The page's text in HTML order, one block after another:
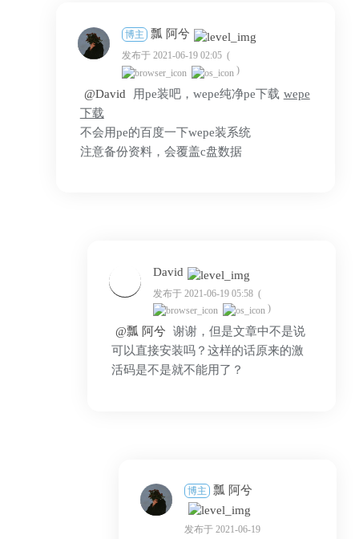
博主 瓢 阿兮
发布于 2021-06-19 02:05 (
)
@David 用pe装吧，wepe纯净pe下载 wepe
下载
不会用pe的百度一下wepe装系统
注意备份资料，会覆盖c盘数据
David
发布于 2021-06-19 05:58 (
)
@瓢 阿兮
谢谢，但是文章中不是说
可以直接安装吗？这样的话原来的激
活码是不是就不能用了？
博主 瓢 阿兮
发布于 2021-06-19